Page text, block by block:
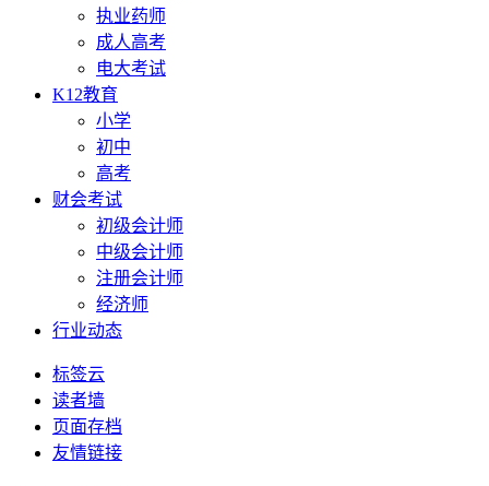
执业药师
成人高考
电大考试
K12教育
小学
初中
高考
财会考试
初级会计师
中级会计师
注册会计师
经济师
行业动态
标签云
读者墙
页面存档
友情链接